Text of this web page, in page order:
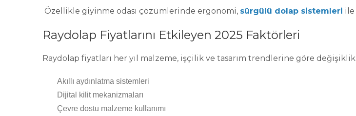
Özellikle giyinme odası çözümlerinde ergonomi, sürgülü dolap sistemleri
Raydolap Fiyatlarını Etkileyen 2025 Faktörleri
Raydolap fiyatları her yıl malzeme, işçilik ve tasarım trendlerine göre
Akıllı aydınlatma sistemleri
Dijital kilit mekanizmaları
Çevre dostu malzeme kullanımı